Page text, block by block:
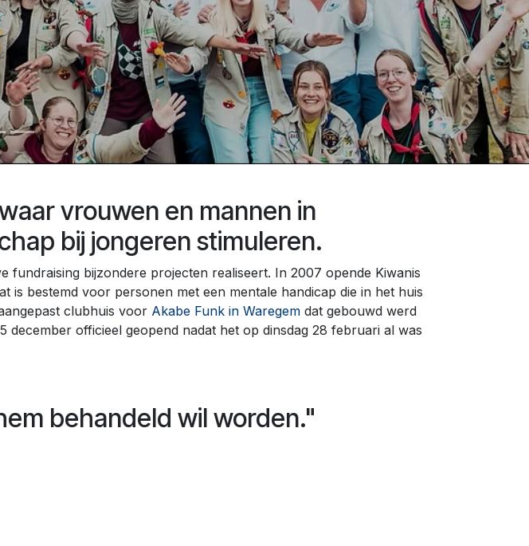
vrouwen en mannen in
bij jongeren stimuleren.
fundraising bijzondere projecten realiseert. In 2007 opende Kiwanis
is bestemd voor personen met een mentale handicap die in het huis
clubhuis voor Akabe Funk in Waregem dat gebouwd werd
officieel geopend nadat het op dinsdag 28 februari al was
behandeld wil worden."